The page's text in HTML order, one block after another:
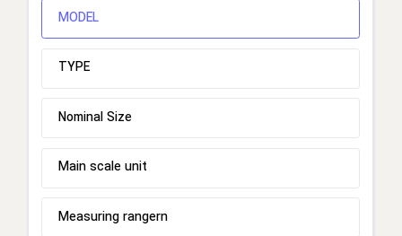
MODEL
TYPE
Nominal Size
Main scale unit
Measuring rangern